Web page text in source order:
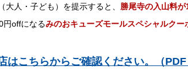
大人・子ども）を提示すると、 勝尾寺の入山料が
円offになるみのおキューズモールスペシャルクー
はこちらからご確認ください。（PDF